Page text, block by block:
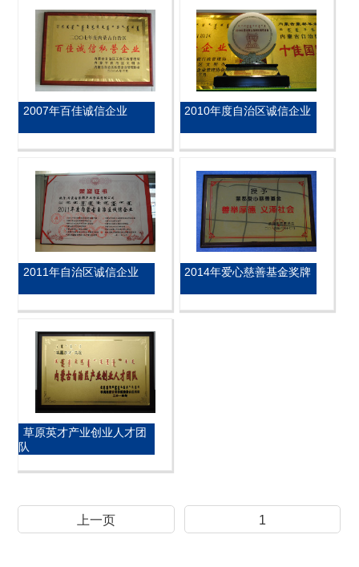
2007年百佳诚信企业 2010年度自治区诚信企业
2011年自治区诚信企业 2014年爱心慈善基金奖牌
草原英才产业创业人才团
队
上一页 1